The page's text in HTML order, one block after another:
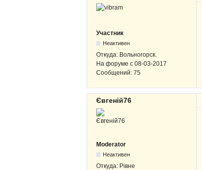
Участник
Неактивен
Откуда: Вольногорск.
На форуме с 08-03-2017
Сообщений: 75
Євгеній76
Moderator
Неактивен
Откуда: Рівне